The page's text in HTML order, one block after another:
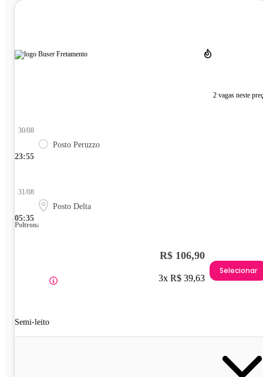
2 vagas neste
23:55
30/08
Posto Peruzzo
05:35
31/08
Posto Delta
Poltrona
Semi-leito
R$ 106,90
3x R$ 39,63
Selecionar